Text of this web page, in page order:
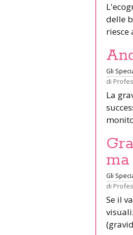
delle
riesce
Gli
di
La
Gli
di
Se il